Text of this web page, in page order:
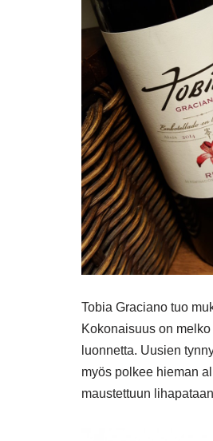
Tobia Graciano tuo
Kokonaisuus on
luonnetta. Uusien
myös polkee hieman
maustettuun